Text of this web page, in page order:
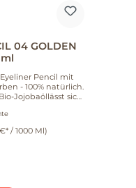
04 GOLDEN
ml
- 100% natürlich.
Jojobaöllässt sich
sieht auch solo
natürlich. Die
€* / 1000 Ml)